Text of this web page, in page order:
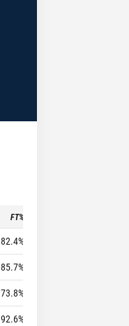
FT%
82.4%
85.7%
73.8%
92.6%